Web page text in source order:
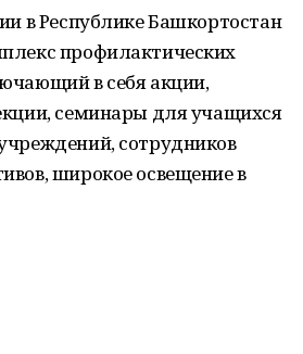
в Республике Башкортостан
профилактических
в себя акции,
семинары для учащихся
сотрудников
широкое освещение в